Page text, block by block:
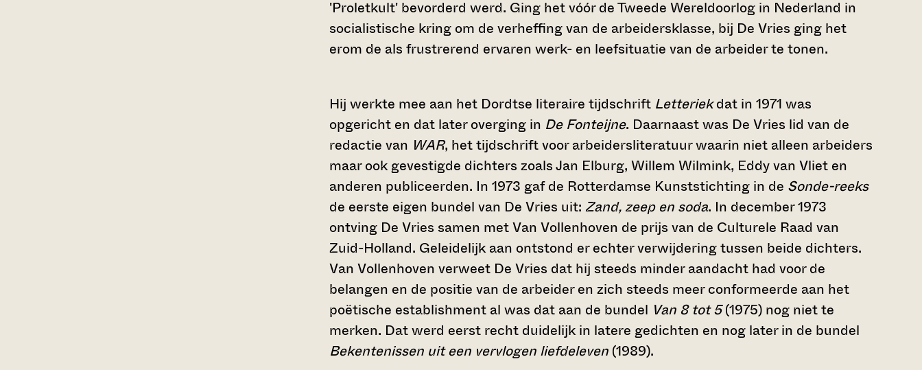
'Proletkult' bevorderd werd. Ging het vóór de Tweede Wereldoorlog in Nederland in
socialistische kring om de verheffing van de arbeidersklasse, bij De Vries ging het
erom de als frustrerend ervaren werk- en leefsituatie van de arbeider te tonen.
Hij werkte mee aan het Dordtse literaire tijdschrift Letteriekdat in 1971 was
opgericht en dat later overging in De Fonteijne. Daarnaast was De Vries lid van de
redactie van WAR, het tijdschrift voor arbeidersliteratuur waarin niet alleen arbeiders
maar ook gevestigde dichters zoals Jan Elburg, Willem Wilmink, Eddy van Vliet en
anderen publiceerden. In 1973 gaf de Rotterdamse Kunststichting in de Sonde-reeks
de eerste eigen bundel van De Vries uit: Zand, zeep en soda. In december 1973
ontving De Vries samen met Van Vollenhoven de prijs van de Culturele Raad van
Zuid-Holland. Geleidelijk aan ontstond er echter verwijdering tussen beide dichters.
Van Vollenhoven verweet De Vries dat hij steeds minder aandacht had voor de
belangen en de positie van de arbeider en zich steeds meer conformeerde aan het
poëtische establishment al was dat aan de bundel Van 8 tot 5(1975) nog niet te
merken. Dat werd eerst recht duidelijk in latere gedichten en nog later in de bundel
Bekentenissen uit een vervlogen liefdeleven (1989).